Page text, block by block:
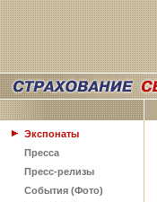
Экспонаты
Пресса
Пресс-релизы
События (Фото)